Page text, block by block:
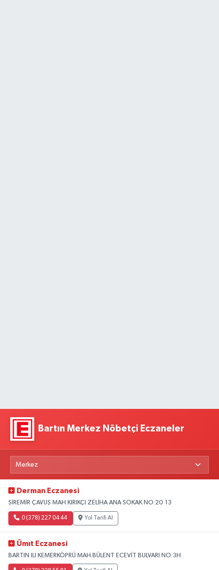
Bartın Merkez Nöbetçi Eczaneler
Derman Eczanesi
ŞİREMİR ÇAVUŞ MAH.KIRIKÇI ZELİHA ANA SOKAK NO:20 13
0 (378) 227 04 44 Yol Tarifi Al
Ümıt Eczanesi
BARTIN ILI KEMERKÖPRÜ MAH.BÜLENT ECEVİT BULVARI NO:3H